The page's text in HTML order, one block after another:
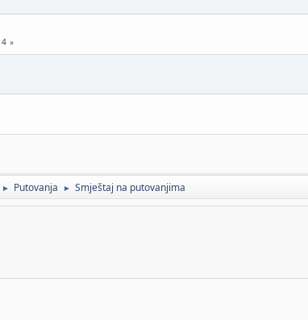
4
► Putovanja ► Smještaj na putovanjima